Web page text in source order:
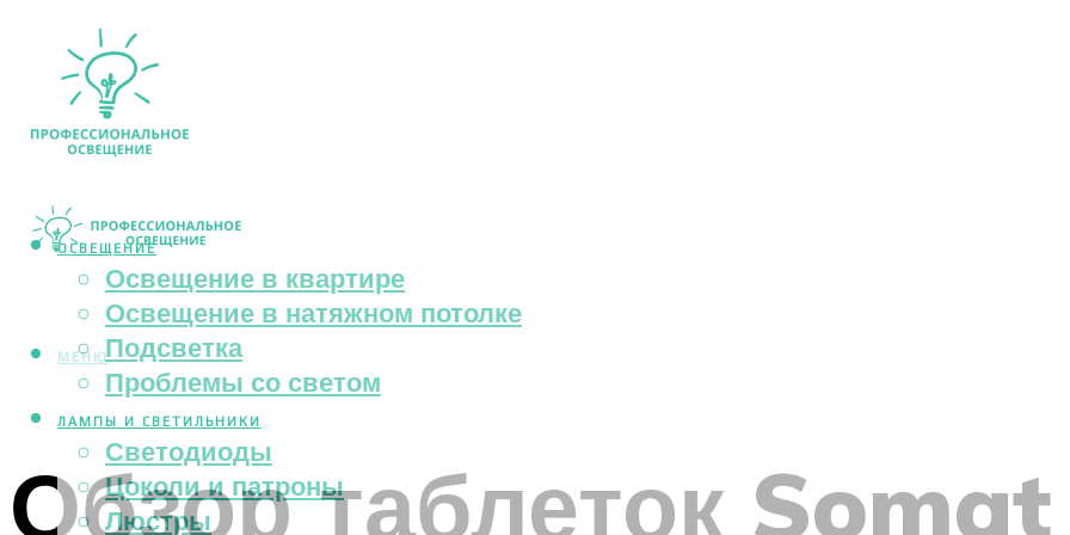
ОСВЕЩЕНИЕ
Освещение в квартире
Освещение в натяжном потолке
Подсветка
Проблемы со светом
ЛАМПЫ И СВЕТИЛЬНИКИ
Светодиоды
Цоколи и патроны
Люстры
МЕНЮ
Обзор таблеток